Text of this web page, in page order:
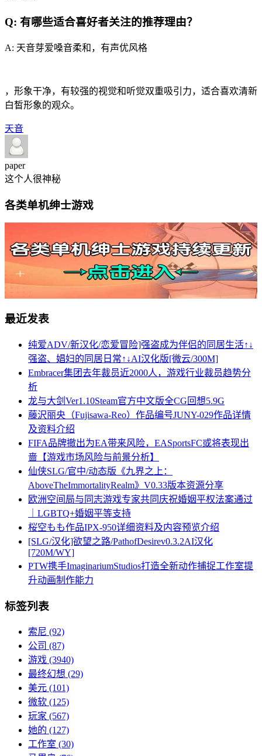
Q: 有哪些适合喜好者关注的推荐理由？
A: 天音芽爱嗓音柔和，有声优风格
，形象干净，有较强的视觉和听觉双重吸引力，适合喜欢清新
白皙形象的观众。
天音
paper
这个人很神秘
各类单机绅士游戏
最近发表
纯爱ADV/新汉化/恋爱冒险]强盗成为伴侣的同居生活↑↓
强盗、娼妇的同居日常↑↓AI汉化版[微云/300M]
Embracer集团去年裁员近2000人，游戏行业裁员趋势分
析
龙与大剑Ver1.10Steam官方中文版全CG回想5.9G
藤沢丽央（Fujisawa-Reo）作品编号JUNY-029作品详情
及资料介绍
FIFA品牌撤出为EA带来风险，EASportsFC或将表现出
啬【游戏市场风险与前景分析】
仙侠SLG/官中/动态版《九界之上：
AboveTheImmortalityRealm》V0.33版本资源分享
欧洲空间局与同志游戏专家共同庆祝婚姻平权法案通过
｜LGBTQ+婚姻平等支持
桜空もも作品IPX-950详细资料及内容预览介绍
[SLG/汉化]欲望之路/PathofDesirev0.3.2AI汉化
[720M/WY]
PTW携手ImaginariumStudios打造全新动作捕捉工作室提
升动画制作能力
标签列表
索尼 (92)
公司 (87)
游戏 (3940)
最终幻想 (29)
美元 (101)
微软 (125)
玩家 (567)
她的 (127)
工作室 (30)